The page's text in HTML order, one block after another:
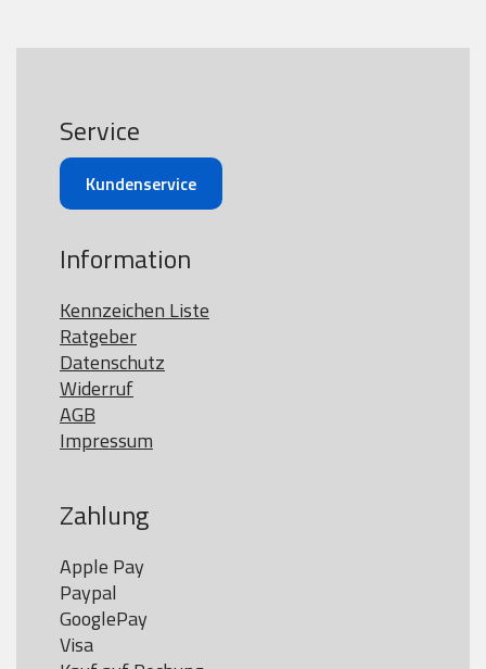
Service
Kundenservice
Information
Kennzeichen Liste
Ratgeber
Datenschutz
Widerruf
AGB
Impressum
Zahlung
Apple Pay
Paypal
GooglePay
Visa